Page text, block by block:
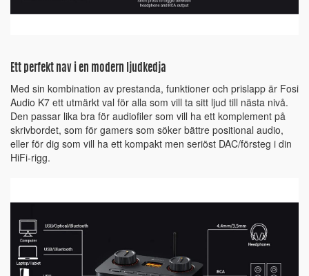
Ett perfekt nav i en modern ljudkedja
Med sin kombination av prestanda, funktioner och prislapp är Fosi
Audio K7 ett utmärkt val för alla som vill ta sitt ljud till nästa nivå.
Den passar lika bra för audiofiler som vill ha ett komplement på
skrivbordet, som för gamers som söker bättre positional audio,
eller för dig som vill ha ett kompakt men seriöst DAC/försteg i din
HiFi-rigg.